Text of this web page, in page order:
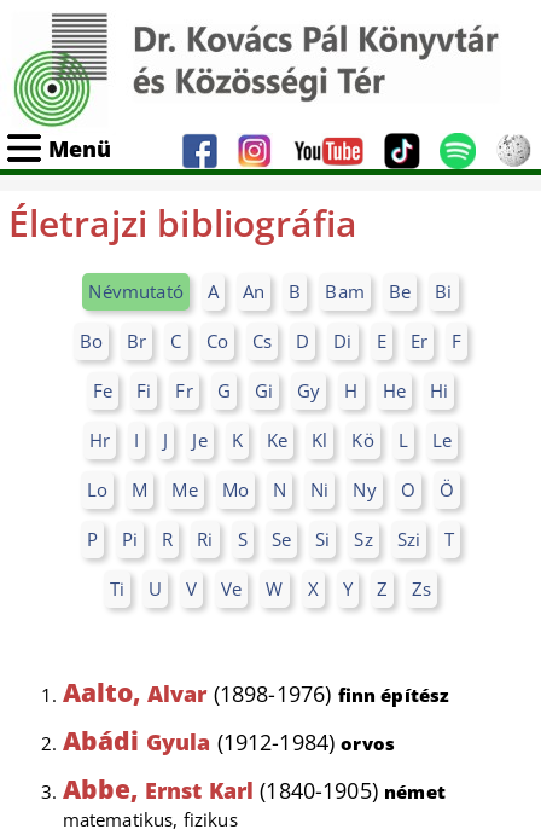
Menü
Életrajzi bibliográfia
Névmutató A An B Bam Be Bi
Bo Br C Co Cs D Di E Er F
Fe Fi Fr G Gi Gy H He Hi
Hr I J Je K Ke Kl Kö L Le
Lo M Me Mo N Ni Ny O Ö
P Pi R Ri S Se Si Sz Szi T
Ti U V Ve W X Y Z Zs
Aalto, Alvar (1898-1976) finn építész
Abádi Gyula (1912-1984)orvos
Abbe, Ernst Karl(1840-1905) német
matematikus, fizikus